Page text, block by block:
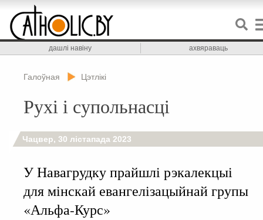
дашлі навіну ахвяраваць
Галоўная Цэтлікі
Рухі і супольнасці
Чацвер, 30 лістапада 2023
У Навагрудку прайшлі рэкалекцыі
для мінскай евангелізацыйнай групы
«Альфа-Курс»